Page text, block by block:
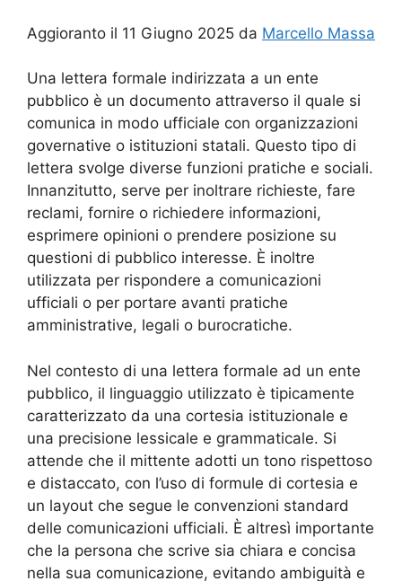
Aggioranto il 11 Giugno 2025 da Marcello Massa
Una lettera formale indirizzata a un ente
pubblico è un documento attraverso il quale si
comunica in modo ufficiale con organizzazioni
governative o istituzioni statali. Questo tipo di
lettera svolge diverse funzioni pratiche e sociali.
Innanzitutto, serve per inoltrare richieste, fare
reclami, fornire o richiedere informazioni,
esprimere opinioni o prendere posizione su
questioni di pubblico interesse. È inoltre
utilizzata per rispondere a comunicazioni
ufficiali o per portare avanti pratiche
amministrative, legali o burocratiche.
Nel contesto di una lettera formale ad un ente
pubblico, il linguaggio utilizzato è tipicamente
caratterizzato da una cortesia istituzionale e
una precisione lessicale e grammaticale. Si
attende che il mittente adotti un tono rispettoso
e distaccato, con l’uso di formule di cortesia e
un layout che segue le convenzioni standard
delle comunicazioni ufficiali. È altresì importante
che la persona che scrive sia chiara e concisa
nella sua comunicazione, evitando ambiguità e